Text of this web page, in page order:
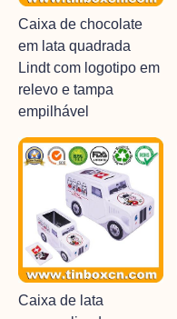
Caixa de chocolate
em lata quadrada
Lindt com logotipo em
relevo e tampa
empilhável
Caixa de lata